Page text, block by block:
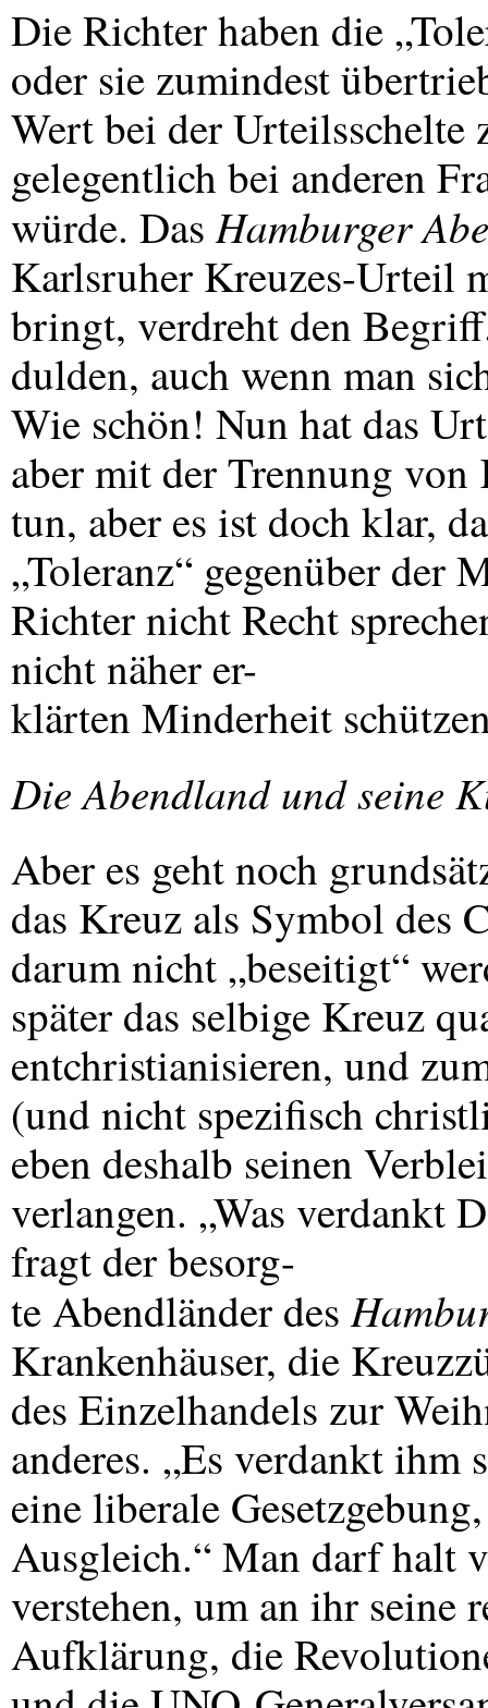
Die Richter haben die
oder sie zumindest
Wert bei der Urteilsschelte
gelegentlich bei anderen
würde. DasHamburger
Karlsruher Kreuzes-Urteil
bringt, verdreht den
dulden, auch wenn man
Wie schön! Nun hat das
aber mit der Trennung
tun, aber es ist doch klar,
„Toleranz“ gegenüber der
Richter nicht Recht
nicht näher er-
klärten Minderheit
Die Abendland und seine
Aber es geht noch
das Kreuz als Symbol des
darum nicht „beseitigt“
später das selbige Kreuz
entchristianisieren, und
(und nicht spezifisch
eben deshalb seinen
verlangen. „Was verdankt
fragt der besorg-
te Abendländer des
Krankenhäuser, die
des Einzelhandels zur
anderes. „Es verdankt ihm
eine liberale
Ausgleich.“ Man darf halt
verstehen, um an ihr seine
Aufklärung, die